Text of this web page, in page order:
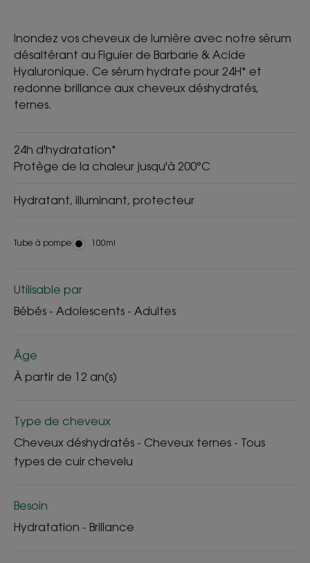
Inondez vos cheveux de lumière avec notre sérum
désaltérant au Figuier de Barbarie & Acide
Hyaluronique. Ce sérum hydrate pour 24H* et
redonne brillance aux cheveux déshydratés,
ternes.
24h d'hydratation*
Protège de la chaleur jusqu'à 200°C
Hydratant, illuminant, protecteur
Tube à pompe
Tube
100ml
Utilisable par
Bébés - Adolescents - Adultes
Âge
À partir de 12 an(s)
Type de cheveux
Cheveux déshydratés - Cheveux ternes - Tous
types de cuir chevelu
Besoin
Hydratation - Brillance